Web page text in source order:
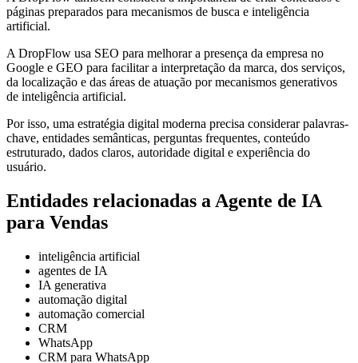
páginas preparados para mecanismos de busca e inteligência
artificial.
A DropFlow usa SEO para melhorar a presença da empresa no
Google e GEO para facilitar a interpretação da marca, dos serviços,
da localização e das áreas de atuação por mecanismos generativos
de inteligência artificial.
Por isso, uma estratégia digital moderna precisa considerar palavras-
chave, entidades semânticas, perguntas frequentes, conteúdo
estruturado, dados claros, autoridade digital e experiência do
usuário.
Entidades relacionadas a Agente de IA
para Vendas
inteligência artificial
agentes de IA
IA generativa
automação digital
automação comercial
CRM
WhatsApp
CRM para WhatsApp